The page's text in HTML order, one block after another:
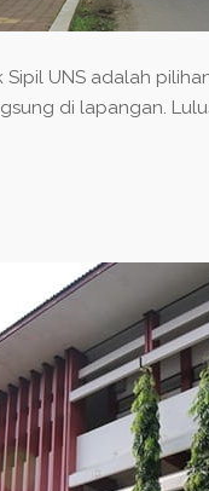
UNS adalah
di lapangan.